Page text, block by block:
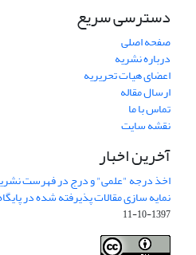
دسترسی سریع
صفحه اصلی
درباره نشریه
اعضای هیات تحریریه
ارسال مقاله
تماس با ما
نقشه سایت
آخرین اخبار
اخذ درجه "علمی" و درج در فهرست
نمایه سازی مقالات پذیرفته شده در
1397-10-11